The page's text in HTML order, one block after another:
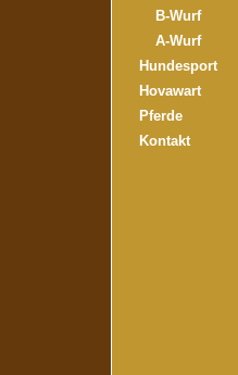
B-Wurf
A-Wurf
Hundesport
Hovawart
Pferde
Kontakt